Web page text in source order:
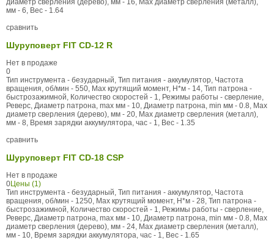
мм - 6, Вес - 1.64
сравнить
Шуруповерт FIT CD-12 R
Нет в продаже
0
Тип инструмента - безударный, Тип питания - аккумулятор, Частота
вращения, об/мин - 550, Max крутящий момент, Н*м - 14, Тип патрона -
быстрозажимной, Количество скоростей - 1, Режимы работы - сверление,
Реверс, Диаметр патрона, max мм - 10, Диаметр патрона, min мм - 0.8, Max
диаметр сверления (дерево), мм - 20, Max диаметр сверления (металл),
мм - 8, Время зарядки аккумулятора, час - 1, Вес - 1.35
сравнить
Шуруповерт FIT CD-18 CSP
Нет в продаже
0Цены (1)
Тип инструмента - безударный, Тип питания - аккумулятор, Частота
вращения, об/мин - 1250, Max крутящий момент, Н*м - 28, Тип патрона -
быстрозажимной, Количество скоростей - 1, Режимы работы - сверление,
Реверс, Диаметр патрона, max мм - 10, Диаметр патрона, min мм - 0.8, Max
диаметр сверления (дерево), мм - 24, Max диаметр сверления (металл),
мм - 10, Время зарядки аккумулятора, час - 1, Вес - 1.65